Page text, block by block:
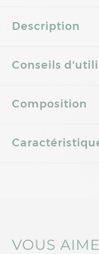
Description
Conseils
Composition
VOUS